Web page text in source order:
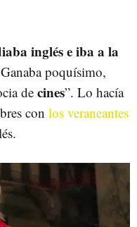
inglés e iba a la
poquísimo,
de cines”. Lo hacía
con los veraneantes